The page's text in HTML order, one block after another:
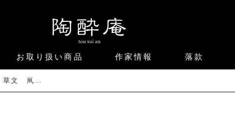
お取り扱い商品 作家情報 落款
加藤十右衛門 草文 鼡志野 茶碗 茶道具 仕覆付